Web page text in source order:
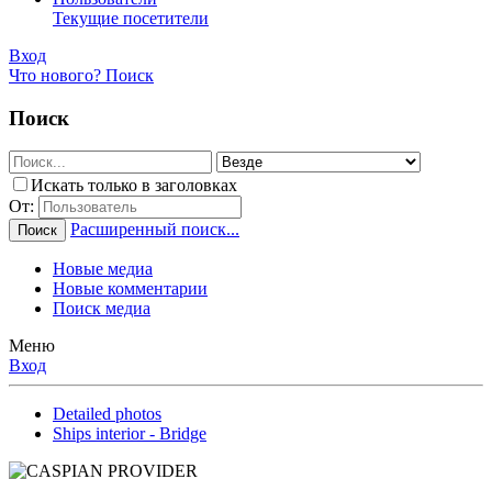
Текущие посетители
Вход
Что нового? Поиск
Поиск
Искать только в заголовках
От:
Поиск Расширенный поиск...
Новые медиа
Новые комментарии
Поиск медиа
Меню
Вход
Detailed photos
Ships interior - Bridge